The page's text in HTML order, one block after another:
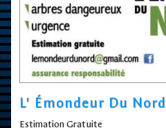
L' Émondeur Du Nord
Estimation Gratuite